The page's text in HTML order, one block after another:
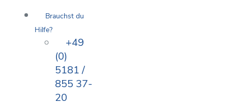
Brauchst du
Hilfe?
+49
(0)
5181 /
855 37-
20